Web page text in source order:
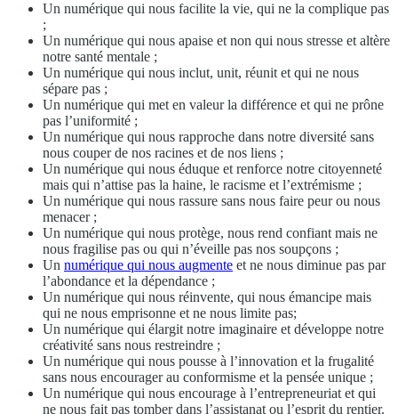
Un numérique qui nous facilite la vie, qui ne la complique pas
;
Un numérique qui nous apaise et non qui nous stresse et altère
notre santé mentale ;
Un numérique qui nous inclut, unit, réunit et qui ne nous
sépare pas ;
Un numérique qui met en valeur la différence et qui ne prône
pas l’uniformité ;
Un numérique qui nous rapproche dans notre diversité sans
nous couper de nos racines et de nos liens ;
Un numérique qui nous éduque et renforce notre citoyenneté
mais qui n’attise pas la haine, le racisme et l’extrémisme ;
Un numérique qui nous rassure sans nous faire peur ou nous
menacer ;
Un numérique qui nous protège, nous rend confiant mais ne
nous fragilise pas ou qui n’éveille pas nos soupçons ;
Un numérique qui nous augmente et ne nous diminue pas par
l’abondance et la dépendance ;
Un numérique qui nous réinvente, qui nous émancipe mais
qui ne nous emprisonne et ne nous limite pas;
Un numérique qui élargit notre imaginaire et développe notre
créativité sans nous restreindre ;
Un numérique qui nous pousse à l’innovation et la frugalité
sans nous encourager au conformisme et la pensée unique ;
Un numérique qui nous encourage à l’entrepreneuriat et qui
ne nous fait pas tomber dans l’assistanat ou l’esprit du rentier.